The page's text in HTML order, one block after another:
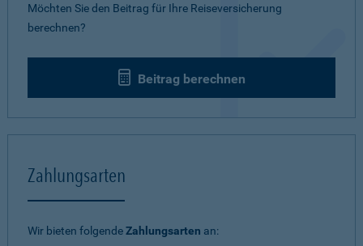
Möchten Sie den Beitrag für Ihre Reiseversicherung
berechnen?
Beitrag berechnen
Zahlungsarten
Wir bieten folgendeZahlungsarten an: